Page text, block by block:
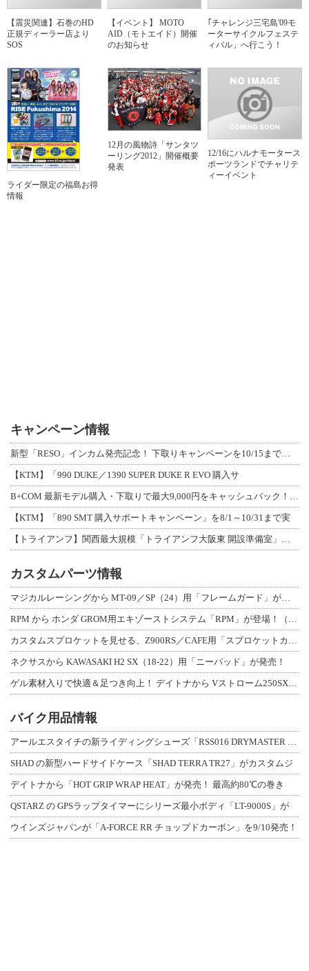
【震災関連】石巻のHD
正規ディーラー店より
SOS
【イベント】 MOTO
AID（モトエイド）開催
のお知らせ
｢チャレンジ三宅島'09モ
ーターサイクルフェステ
ィバル」へ行こう！
ライダー限定の福島お得
情報
12月の風物詩「サンタツ
ーリング2012」開催概要
発表
12/16にハルナモータース
ポーツランドでチャリテ
ィーイベント
キャンペーン情報
【KTM】「990 DUKE／1390 SUPER DUKE R EVO 購入サ
【KTM】「890 SMT 購入サポートキャンペーン」を8/1～10/31まで実
カスタムパーツ情報
ネクサスから KAWASAKI H2 SX（18-22）用「ニーパッド」が発売！
バイク用品情報
SHAD の新型ハードサイドケース「SHAD TERRA TR27」がカスタムジ
デイトナから「HOT GRIP WRAP HEAT」が発売！ 最高約80℃の巻き
QSTARZ の GPSラップタイマーにシリーズ最小ボディ「LT-9000S」が
ウインズジャパンが「A-FORCE RR チョップドカーボン」を9/10発売！